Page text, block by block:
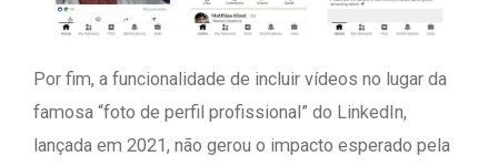
Por fim, a funcionalidade de incluir vídeos no lugar da
famosa “foto de perfil profissional” do LinkedIn,
lançada em 2021, não gerou o impacto esperado pela